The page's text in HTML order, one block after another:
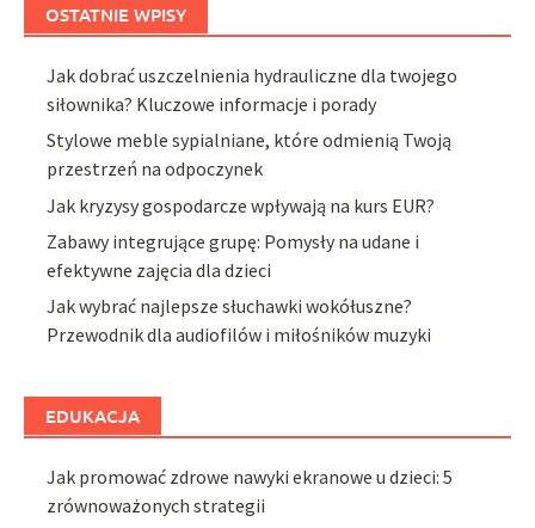
OSTATNIE WPISY
Jak dobrać uszczelnienia hydrauliczne dla twojego
siłownika? Kluczowe informacje i porady
Stylowe meble sypialniane, które odmienią Twoją
przestrzeń na odpoczynek
Jak kryzysy gospodarcze wpływają na kurs EUR?
Zabawy integrujące grupę: Pomysły na udane i
efektywne zajęcia dla dzieci
Jak wybrać najlepsze słuchawki wokółuszne?
Przewodnik dla audiofilów i miłośników muzyki
EDUKACJA
Jak promować zdrowe nawyki ekranowe u dzieci: 5
zrównoważonych strategii